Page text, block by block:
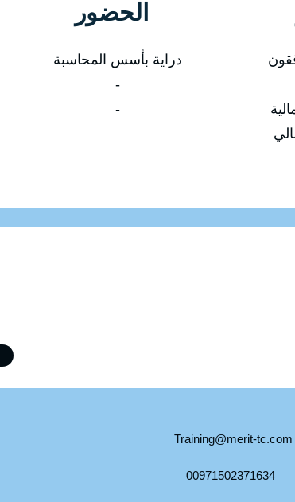
الحضور
دراية بأسس المحاسبة
-
-
Training@merit-tc.com
00971502371634